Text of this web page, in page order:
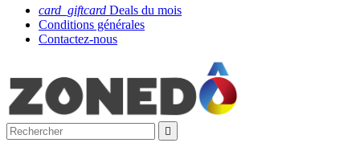
card_giftcard Deals du mois
Conditions générales
Contactez-nous
